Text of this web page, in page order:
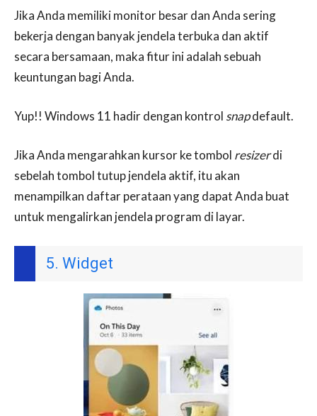
Jika Anda memiliki monitor besar dan Anda sering
bekerja dengan banyak jendela terbuka dan aktif
secara bersamaan, maka fitur ini adalah sebuah
keuntungan bagi Anda.
Yup!! Windows 11 hadir dengan kontrol snapdefault.
Jika Anda mengarahkan kursor ke tombol resizerdi
sebelah tombol tutup jendela aktif, itu akan
menampilkan daftar perataan yang dapat Anda buat
untuk mengalirkan jendela program di layar.
5. Widget